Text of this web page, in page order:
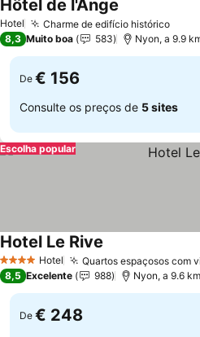
Hotel Charme de edifício histórico
Hôtel de l'Ange
8,3 Muito boa 583 Nyon, a 9.9
De € 156
Consulte os preços de 5 sites
Escolha popular
4 EstrelasHotel Quartos espaçosos com
Hotel Le Rive
8,5 Excelente 988 Nyon, a 9.6
De € 248